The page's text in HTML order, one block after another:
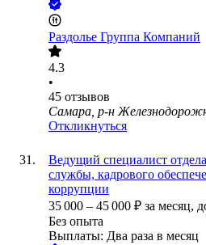
Раздолье Группа Компаний
4.3
•
45 отзывов
Самара, р-н
Откликнуться
Ведущий специалист
службы, кадрового
коррупции
35 000 – 45 000 ₽ за месяц,
Без опыта
Выплаты: Два раза в месяц